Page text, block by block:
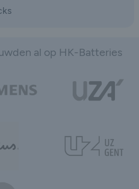
al op HK-Batteries